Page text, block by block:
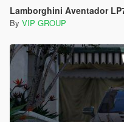
Lamborghini Aventador
By VIP GROUP